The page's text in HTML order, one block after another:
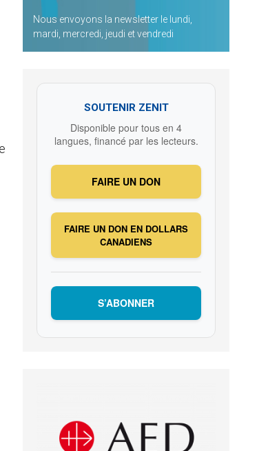
Nous envoyons la newsletter le lundi,
mardi, mercredi, jeudi et vendredi
SOUTENIR ZENIT
Disponible pour tous en 4
langues, financé par les lecteurs.
FAIRE UN DON
FAIRE UN DON EN DOLLARS
CANADIENS
S’ABONNER